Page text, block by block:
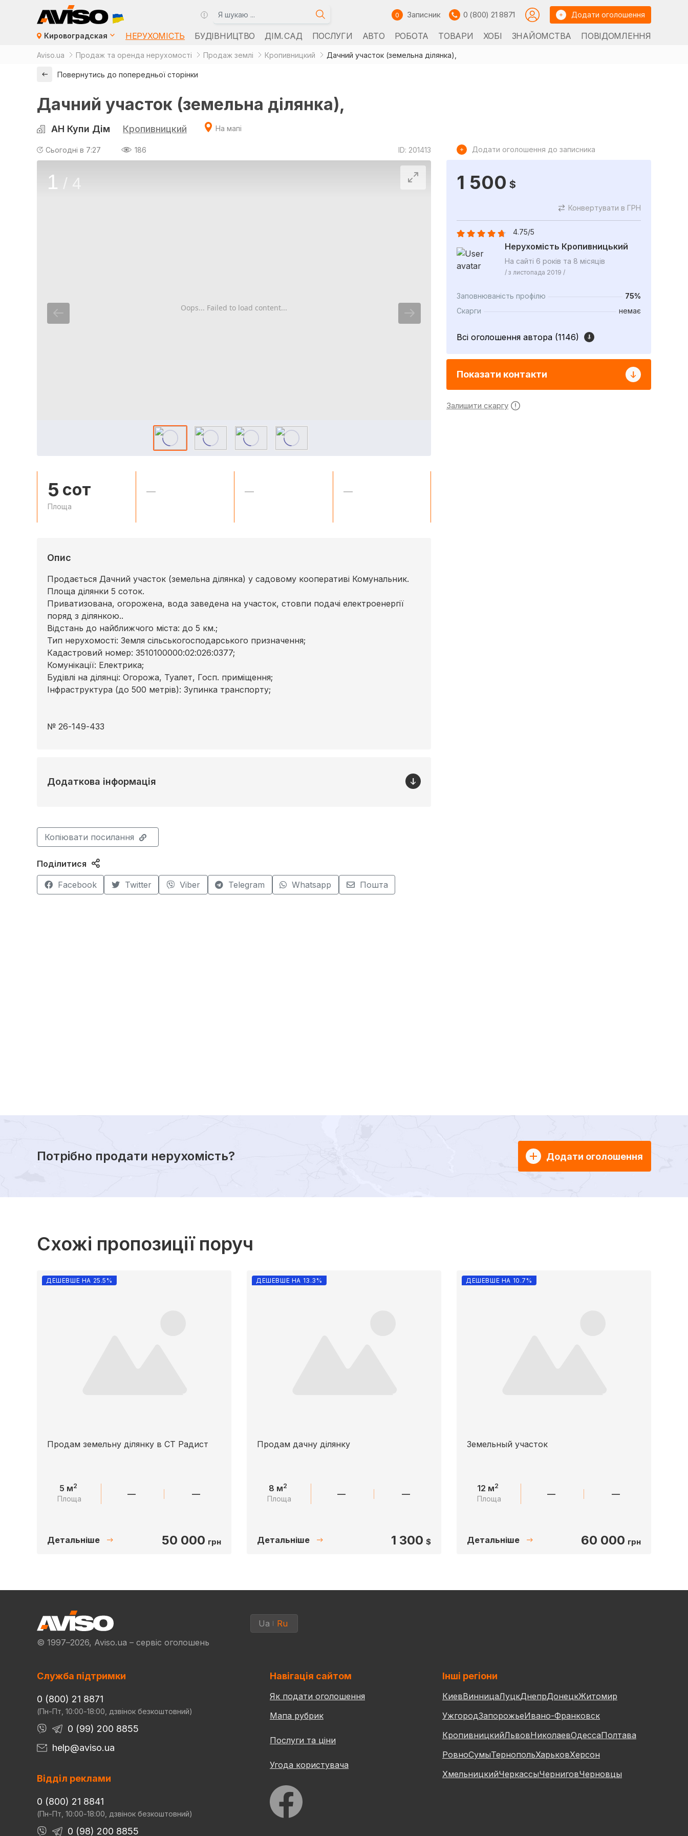
0 Записник 0 (800) 21 8871 Додати оголошення
Кировоградская НЕРУХОМІСТЬ БУДІВНИЦТВО ДІМ. САД ПОСЛУГИ АВТО РОБОТА ТОВАРИ ХОБІ ЗНАЙОМСТВА ПОВІДОМЛЕННЯ
Aviso.ua Продаж та оренда нерухомості Продаж землі Кропивницкий Дачний участок (земельна ділянка),
Повернутись до попередньої сторінки
Дачний участок (земельна ділянка),
АН Купи Дім Кропивницкий На мапі
Сьогодні в 7:27 186 ID: 201413
Oops... Failed to load content...
1 / 4
5 сот
Площа
— — —
Опис
Продається Дачний участок (земельна ділянка) у садовому кооперативі Комунальник.
Площа ділянки 5 соток.
Приватизована, огорожена, вода заведена на участок, стовпи подачі електроенергії
поряд з ділянкою..
Відстань до найближчого міста: до 5 км.;
Тип нерухомості: Земля сільськогосподарського призначення;
Кадастровий номер: 3510100000:02:026:0377;
Комунікації: Електрика;
Будівлі на ділянці: Огорожа, Туалет, Госп. приміщення;
Інфраструктура (до 500 метрів): Зупинка транспорту;
№ 26-149-433
Додаткова інформація
Копіювати посилання
Поділитися
Facebook Twitter Viber Telegram Whatsapp Пошта
Додати оголошення до записника
1 500 $
Конвертувати в ГРН
4.75/5
Нерухомість Кропивницький
На сайті 6 років та 8 місяців
/ з листопада 2019 /
Заповнюваність профілю
75%
Скарги
немає
Всі оголошення автора (1146)
Показати контакти
Залишити скаргу
Потрібно продати нерухомість? Додати оголошення
Схожі пропозиції поруч
ДЕШЕВШЕ НА 25.5%
Продам земельну ділянку в СТ Радист
5 м2
Площа — —
Детальніше 50 000 грн
ДЕШЕВШЕ НА 13.3%
Продам дачну ділянку
8 м2
Площа — —
Детальніше 1 300 $
ДЕШЕВШЕ НА 10.7%
Земельный участок
12 м2
Площа — —
Детальніше 60 000 грн
© 1997–2026, Aviso.ua – сервіс оголошень
Ua Ru
Служба підтримки
0 (800) 21 8871
(Пн-Пт, 10:00-18:00, дзвінок безкоштовний)
0 (99) 200 8855
help@aviso.ua
Відділ реклами
0 (800) 21 8841
(Пн-Пт, 10:00-18:00, дзвінок безкоштовний)
0 (98) 200 8855
Навігація сайтом
Як подати оголошення
Мапа рубрик
Послуги та ціни
Угода користувача
Інші регіони
КиевВинницаЛуцкДнепрДонецкЖитомир
УжгородЗапорожьеИвано-Франковск
КропивницкийЛьвовНиколаевОдессаПолтава
РовноСумыТернопольХарьковХерсон
ХмельницкийЧеркассыЧерниговЧерновцы